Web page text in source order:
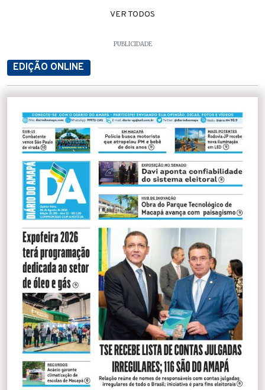
VER TODOS
PUBLICIDADE
EDIÇÃO ONLINE